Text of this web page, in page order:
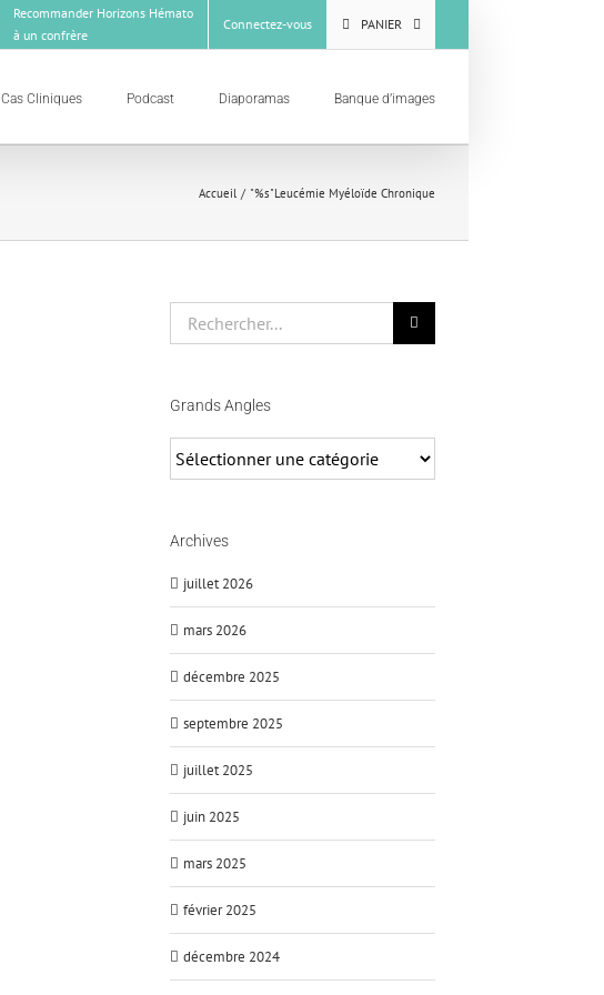
Recommander Horizons Hémato
à un confrère
Connectez-vous PANIER
Cas Cliniques Podcast Diaporamas Banque d’images
Accueil "%s"Leucémie Myéloïde Chronique
Grands Angles
Angles
Archives
juillet 2026
mars 2026
décembre 2025
septembre 2025
juillet 2025
juin 2025
mars 2025
février 2025
décembre 2024